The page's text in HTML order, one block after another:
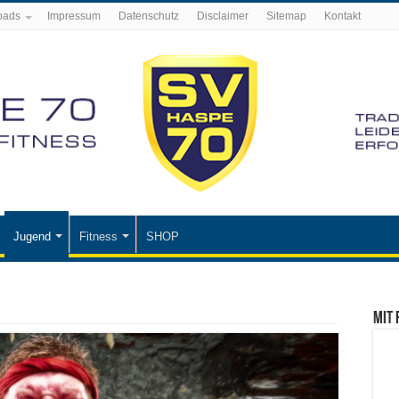
Impressum Datenschutz Disclaimer Sitemap Kontakt
Jugend Fitness SHOP
Mit